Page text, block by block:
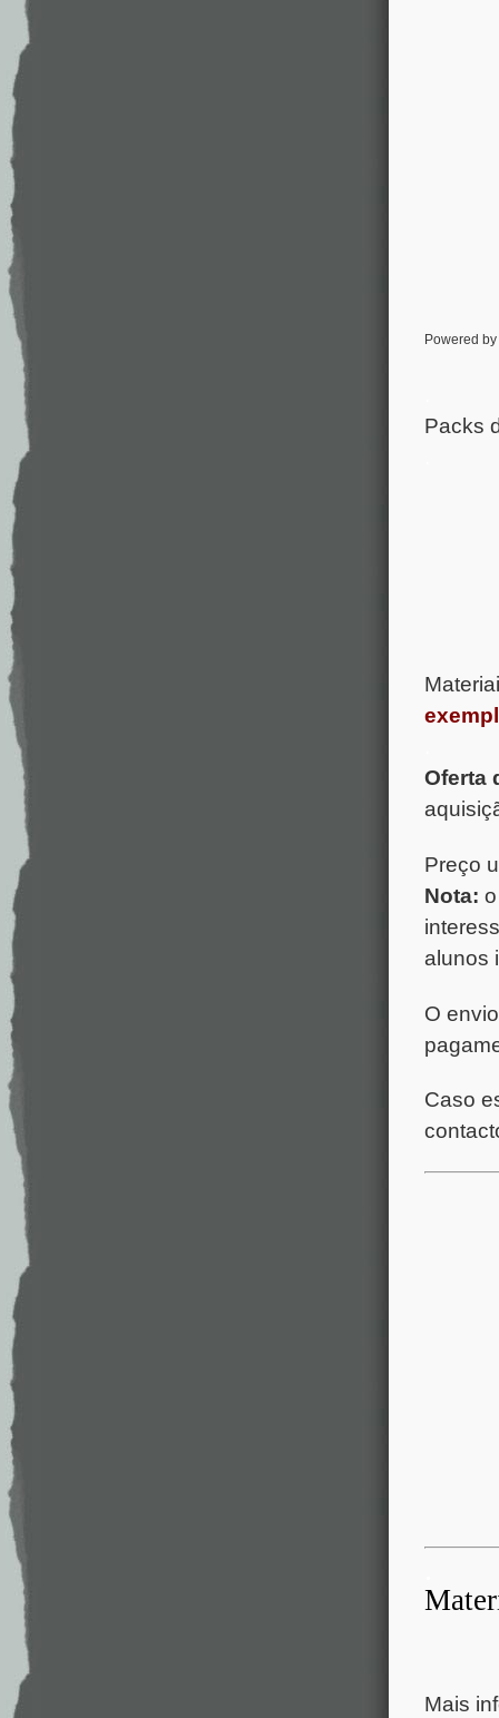
Powered by
Packs
Oferta
Preço
Nota:
alunos
O
Caso
Mais